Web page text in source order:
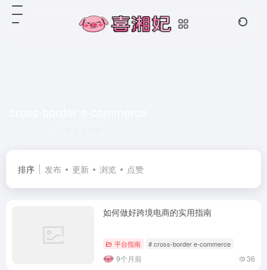
排序 发布 更新 浏览 点赞
如何做好跨境电商的实用指南
平台指南 # cross-border e-commerce
9个月前 36